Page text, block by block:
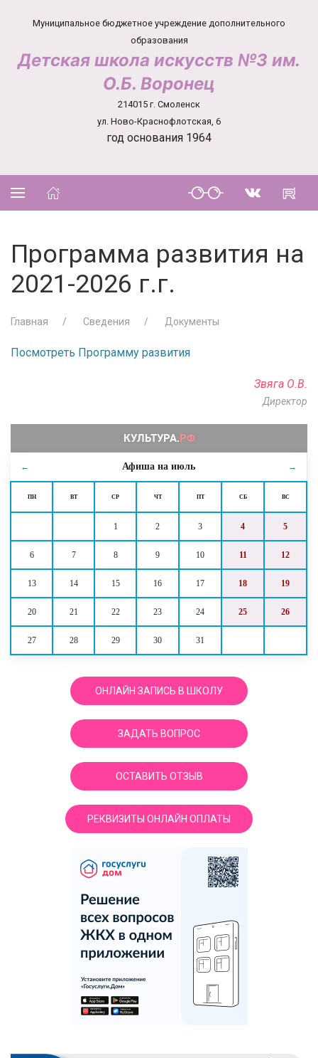
Муниципальное бюджетное учреждение дополнительного
образования
Детская школа искусств №3 им.
О.Б. Воронец
214015 г. Смоленск
ул. Ново-Краснофлотская, 6
год основания 1964
← Афиша на июль →
ПН ВТ СР ЧТ ПТ СБ ВС
1 2 3 4 5
6 7 8 9 10 11 12
13 14 15 16 17 18 19
20 21 22 23 24 25 26
27 28 29 30 31
ОНЛАЙН ЗАПИСЬ В ШКОЛУ
ЗАДАТЬ ВОПРОС
ОСТАВИТЬ ОТЗЫВ
РЕКВИЗИТЫ ОНЛАЙН ОПЛАТЫ
Программа развития на
2021-2026 г.г.
Главная Сведения Документы
Посмотреть Программу развития
Звяга О.В.
Директор